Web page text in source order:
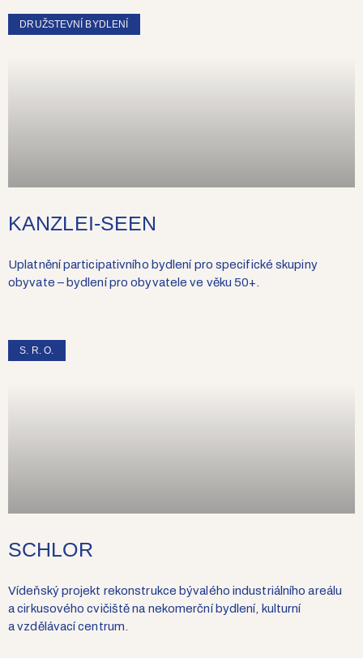
DRUŽSTEVNÍ BYDLENÍ
KANZLEI-SEEN
Uplatnění participativního bydlení pro specifické skupiny
obyvate – bydlení pro obyvatele ve věku 50+.
S. R. O.
SCHLOR
Vídeňský projekt rekonstrukce bývalého industriálního areálu
a cirkusového cvičiště na nekomerční bydlení, kulturní
a vzdělávací centrum.